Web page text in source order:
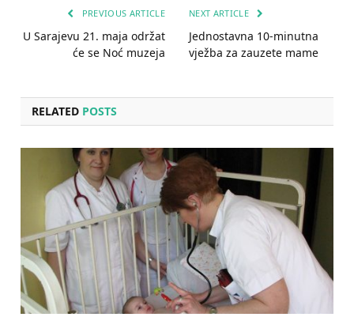
PREVIOUS ARTICLE
U Sarajevu 21. maja održat
će se Noć muzeja
NEXT ARTICLE
Jednostavna 10-minutna
vježba za zauzete mame
RELATED POSTS